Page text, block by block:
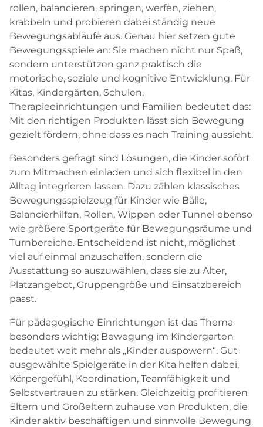
rollen, balancieren, springen, werfen, ziehen,
krabbeln und probieren dabei ständig neue
Bewegungsabläufe aus. Genau hier setzen gute
Bewegungsspiele an: Sie machen nicht nur Spaß,
sondern unterstützen ganz praktisch die
motorische, soziale und kognitive Entwicklung. Für
Kitas, Kindergärten, Schulen,
Therapieeinrichtungen und Familien bedeutet das:
Mit den richtigen Produkten lässt sich Bewegung
gezielt fördern, ohne dass es nach Training aussieht.
Besonders gefragt sind Lösungen, die Kinder sofort
zum Mitmachen einladen und sich flexibel in den
Alltag integrieren lassen. Dazu zählen klassisches
Bewegungsspielzeug für Kinder wie Bälle,
Balancierhilfen, Rollen, Wippen oder Tunnel ebenso
wie größere Sportgeräte für Bewegungsräume und
Turnbereiche. Entscheidend ist nicht, möglichst
viel auf einmal anzuschaffen, sondern die
Ausstattung so auszuwählen, dass sie zu Alter,
Platzangebot, Gruppengröße und Einsatzbereich
passt.
Für pädagogische Einrichtungen ist das Thema
besonders wichtig: Bewegung im Kindergarten
bedeutet weit mehr als „Kinder auspowern“. Gut
ausgewählte Spielgeräte in der Kita helfen dabei,
Körpergefühl, Koordination, Teamfähigkeit und
Selbstvertrauen zu stärken. Gleichzeitig profitieren
Eltern und Großeltern zuhause von Produkten, die
Kinder aktiv beschäftigen und sinnvolle Bewegung